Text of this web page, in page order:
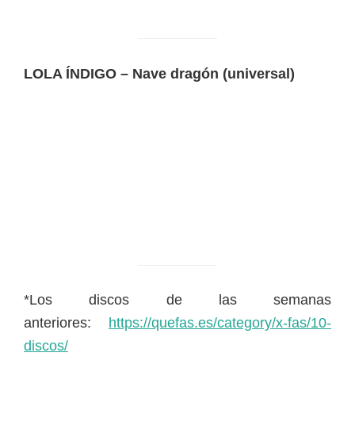
LOLA ÍNDIGO – Nave dragón (universal)
*Los discos de las semanas
anteriores: https://quefas.es/category/x-fas/10-
discos/